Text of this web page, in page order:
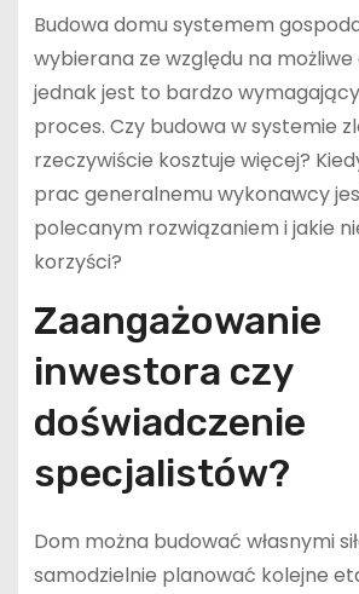
Budowa domu systemem
wybierana ze względu na możliwe
jednak jest to bardzo
proces. Czy budowa w systemie
rzeczywiście kosztuje więcej?
prac generalnemu wykonawcy
polecanym rozwiązaniem i jakie
korzyści?
Zaangażowanie
inwestora czy
doświadczenie
specjalistów?
Dom można budować własnymi
samodzielnie planować kolejne